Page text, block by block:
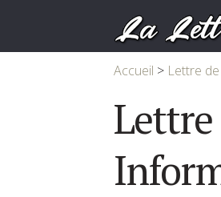
Accueil > Lettre